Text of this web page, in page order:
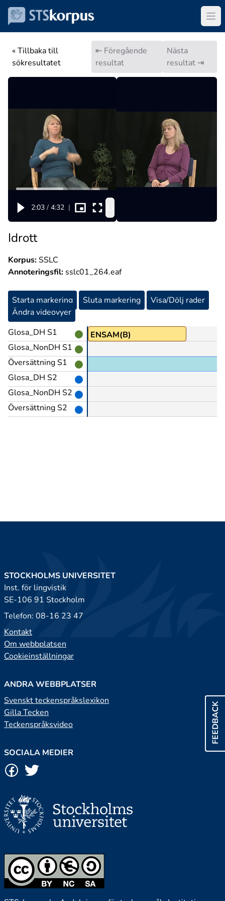
« Tillbaka till
sökresultatet
⇤ Föregående
resultat
Nästa
resultat ⇥
2:03 / 4:32 |
Idrott
Korpus:SSLC
Annoteringsfil: sslc01_264.eaf
Starta markering Sluta markering
Visa/Dölj rader
Ändra videovyer
Glosa_DH S1
Glosa_NonDH S1
Översättning S1
Glosa_DH S2
Glosa_NonDH S2
Översättning S2
ENSAM(B)
FEEDBACK
STOCKHOLMS UNIVERSITET
Inst. för lingvistik
SE-106 91 Stockholm
Telefon: 08-16 23 47
Kontakt
Om webbplatsen
Cookieinställningar
ANDRA WEBBPLATSER
Svenskt teckenspråkslexikon
Gilla Tecken
Teckenspråksvideo
SOCIALA MEDIER